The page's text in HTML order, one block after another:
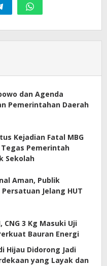
dan Agenda
Pemerintahan Daerah
Kejadian Fatal MBG
Tegas Pemerintah
Sekolah
Aman, Publik
Jelang HUT
CNG 3 Kg Masuki Uji
Bauran Energi
Hijau Didorong Jadi
yang Layak dan